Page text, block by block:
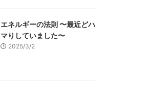
エネルギーの法則 〜最近どハ
マりしていました〜
2025/3/2